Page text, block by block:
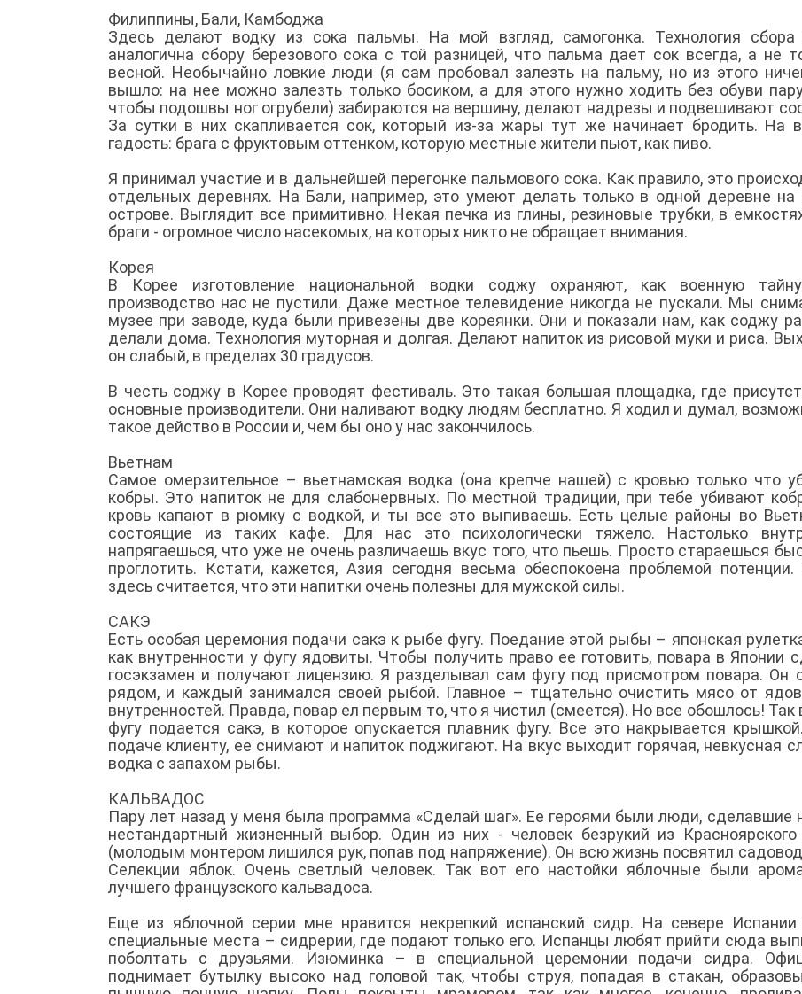
Филиппины, Бали, Камбоджа
Здесь делают водку из сока пальмы. На мой взгляд, самогонка. Технология сбора
аналогична сбору березового сока с той разницей, что пальма дает сок всегда, а не
весной. Необычайно ловкие люди (я сам пробовал залезть на пальму, но из этого
вышло: на нее можно залезть только босиком, а для этого нужно ходить без обуви
чтобы подошвы ног огрубели) забираются на вершину, делают надрезы и подвешивают
За сутки в них скапливается сок, который из-за жары тут же начинает бродить. На
гадость: брага с фруктовым оттенком, которую местные жители пьют, как пиво.
Я принимал участие и в дальнейшей перегонке пальмового сока. Как правило, это
отдельных деревнях. На Бали, например, это умеют делать только в одной деревне на
острове. Выглядит все примитивно. Некая печка из глины, резиновые трубки, в
браги - огромное число насекомых, на которых никто не обращает внимания.
Корея
В Корее изготовление национальной водки соджу охраняют, как военную
производство нас не пустили. Даже местное телевидение никогда не пускали. Мы
музее при заводе, куда были привезены две кореянки. Они и показали нам, как соджу
делали дома. Технология муторная и долгая. Делают напиток из рисовой муки и риса.
он слабый, в пределах 30 градусов.
В честь соджу в Корее проводят фестиваль. Это такая большая площадка, где
основные производители. Они наливают водку людям бесплатно. Я ходил и думал,
такое действо в России и, чем бы оно у нас закончилось.
Вьетнам
Самое омерзительное – вьетнамская водка (она крепче нашей) с кровью только что
кобры. Это напиток не для слабонервных. По местной традиции, при тебе убивают
кровь капают в рюмку с водкой, и ты все это выпиваешь. Есть целые районы во
состоящие из таких кафе. Для нас это психологически тяжело. Настолько
напрягаешься, что уже не очень различаешь вкус того, что пьешь. Просто стараешься
проглотить. Кстати, кажется, Азия сегодня весьма обеспокоена проблемой потенции.
здесь считается, что эти напитки очень полезны для мужской силы.
САКЭ
Есть особая церемония подачи сакэ к рыбе фугу. Поедание этой рыбы – японская
как внутренности у фугу ядовиты. Чтобы получить право ее готовить, повара в Японии
госэкзамен и получают лицензию. Я разделывал сам фугу под присмотром повара. Он
рядом, и каждый занимался своей рыбой. Главное – тщательно очистить мясо от
внутренностей. Правда, повар ел первым то, что я чистил (смеется). Но все обошлось! Так
фугу подается сакэ, в которое опускается плавник фугу. Все это накрывается
подаче клиенту, ее снимают и напиток поджигают. На вкус выходит горячая, невкусная
водка с запахом рыбы.
КАЛЬВАДОС
Пару лет назад у меня была программа «Сделай шаг». Ее героями были люди, сделавшие
нестандартный жизненный выбор. Один из них - человек безрукий из Красноярского
(молодым монтером лишился рук, попав под напряжение). Он всю жизнь посвятил
Селекции яблок. Очень светлый человек. Так вот его настойки яблочные были
лучшего французского кальвадоса.
Еще из яблочной серии мне нравится некрепкий испанский сидр. На севере Испании
специальные места – сидрерии, где подают только его. Испанцы любят прийти сюда
поболтать с друзьями. Изюминка – в специальной церемонии подачи сидра.
поднимает бутылку высоко над головой так, чтобы струя, попадая в стакан,